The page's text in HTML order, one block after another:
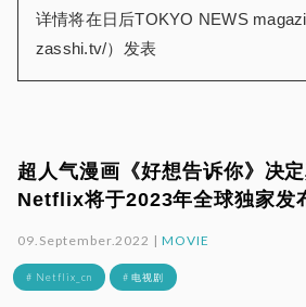
详情将在日后TOKYO NEWS
zasshi.tv/）发表
超人气漫画《好想告诉你》决
Netflix将于2023年全球独家发
09.September.2022 |MOVIE
# Netflix_cn # 电视剧